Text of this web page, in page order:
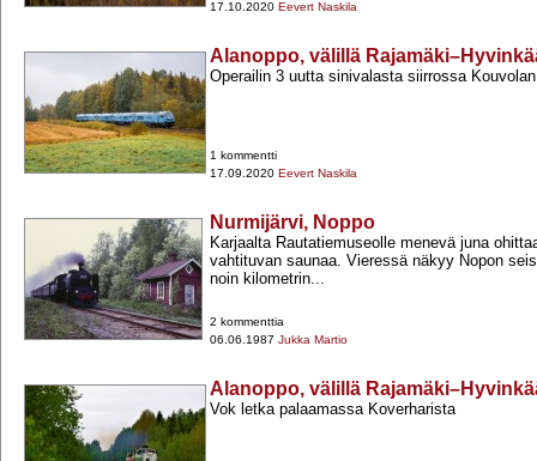
17.10.2020 Eevert Naskila
Alanoppo, välillä
Operailin 3 uutta sinivalasta siirrossa
1 kommentti
17.09.2020 Eevert Naskila
Nurmijärvi, Noppo
Karjaalta Rautatiemuseolle menevä juna
vahtituvan saunaa. Vieressä näkyy Nopon
noin kilometrin...
2 kommenttia
06.06.1987 Jukka Martio
Alanoppo, välillä
Vok letka palaamassa Koverharista